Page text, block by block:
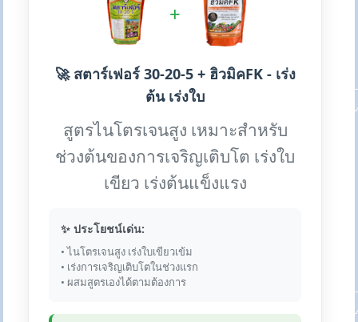
+
🚀 สตาร์เฟอร์ 30-20-5 + ฮิวมิคFK - เร่ง
ต้น เร่งใบ
สูตรไนโตรเจนสูง เหมาะสำหรับ
ช่วงต้นของการเจริญเติบโต เร่งใบ
เขียว เร่งต้นแข็งแรง
✨ ประโยชน์เด่น:
• ไนโตรเจนสูง เร่งใบเขียวเข้ม
• เร่งการเจริญเติบโตในช่วงแรก
• ผสมสูตรเองได้ตามต้องการ